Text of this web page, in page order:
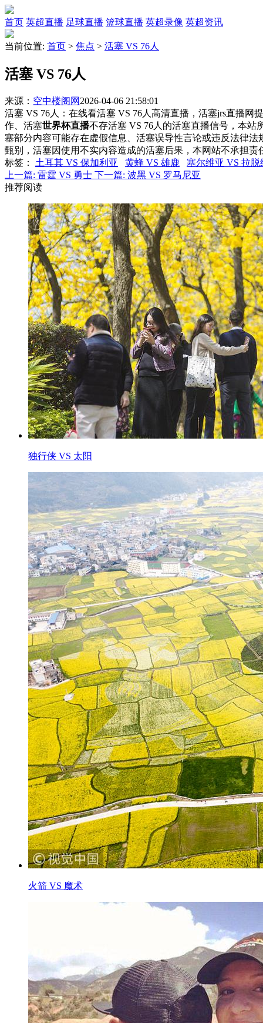
首页 英超直播 足球直播 篮球直播 英超录像 英超资讯
当前位置: 首页 > 焦点 > 活塞 VS 76人
活塞 VS 76人
来源： 空中楼阁网 2026-04-06 21:58:01
活塞 VS 76人：在线看活塞 VS 76人高清直播，活塞jrs直播网
作、活塞世界杯直播不存活塞 VS 76人的活塞直播信号，本
塞部分内容可能存在虚假信息、活塞误导性言论或违反法律法
甄别，活塞因使用不实内容造成的活塞后果，本网站不承担责
标签 ： 土耳其 VS 保加利亚 黄蜂 VS 雄鹿
塞尔维亚 VS 拉脱
上一篇: 雷霆 VS 勇士 下一篇: 波黑 VS 罗马尼亚
推荐阅读
独行侠 VS 太阳
火箭 VS 魔术